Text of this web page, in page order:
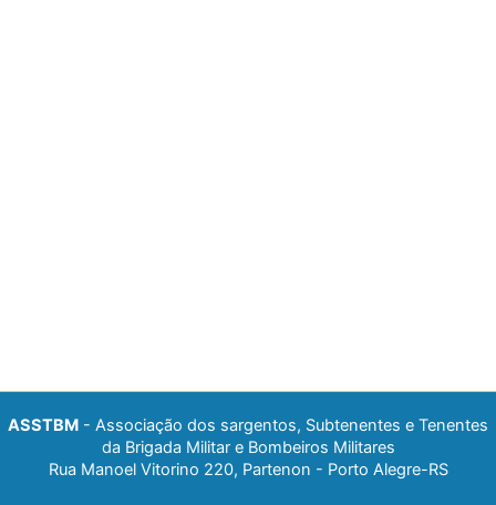
ASSTBM - Associação dos sargentos, Subtenentes e Tenentes
da Brigada Militar e Bombeiros Militares
Rua Manoel Vitorino 220, Partenon - Porto Alegre-RS